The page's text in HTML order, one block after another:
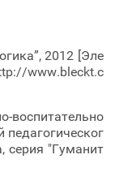
2012 [Эле
www.bleckt.c
воспитательно
педагогическог
серия "Гуманит